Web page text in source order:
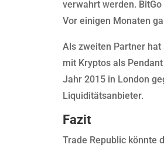
verwahrt werden.
Vor einigen Monaten
Als zweiten Partner
mit Kryptos als
Jahr 2015 in London
Liquiditätsanbieter.
Fazit
Trade Republic könnte